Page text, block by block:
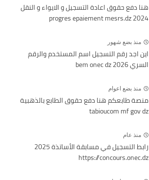
هنا دفع حقوق اعادة التسجيل و الايواء و النقل
2024 progres epaiement mesrs.dz
منذ بضع شهور
اين اجد رقم التسجيل اسم المستخدم والرقم
السري bem onec dz 2026
منذ بضع اعوام
منصة طابعكم هنا دفع حقوق الطابع بالذهبية
tabioucom mf gov dz
منذ عام
رابط التسجيل في مسابقة الأساتذة 2025
https://concours.onec.dz